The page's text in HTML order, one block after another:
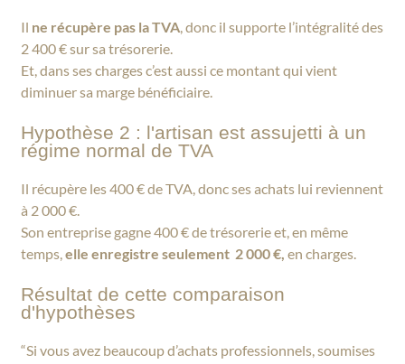
Il ne récupère pas la TVA , donc il supporte l’intégralité des
2 400 € sur sa trésorerie.
Et, dans ses charges c’est aussi ce montant qui vient
diminuer sa marge bénéficiaire.
Hypothèse 2 : l'artisan est assujetti à un
régime normal de TVA
Il récupère les 400 € de TVA, donc ses achats lui reviennent
à 2 000 €.
Son entreprise gagne 400 € de trésorerie et, en même
temps,elle enregistre seulement 2 000 €, en charges.
Résultat de cette comparaison
d'hypothèses
“Si vous avez beaucoup d’achats professionnels, soumises